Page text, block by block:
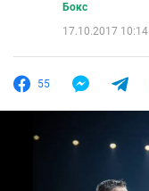
Бокс
17.10.2017 10:14
55